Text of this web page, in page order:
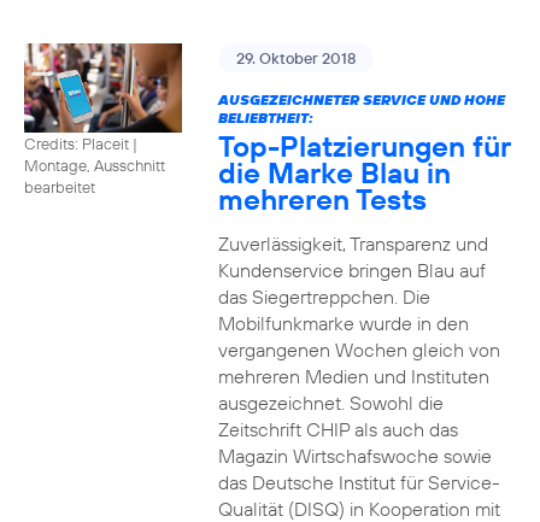
Credits: Placeit |
Montage, Ausschnitt
bearbeitet
29. Oktober 2018
AUSGEZEICHNETER SERVICE UND HOHE
BELIEBTHEIT:
Top-Platzierungen für
die Marke Blau in
mehreren Tests
Zuverlässigkeit, Transparenz und
Kundenservice bringen Blau auf
das Siegertreppchen. Die
Mobilfunkmarke wurde in den
vergangenen Wochen gleich von
mehreren Medien und Instituten
ausgezeichnet. Sowohl die
Zeitschrift CHIP als auch das
Magazin Wirtschafswoche sowie
das Deutsche Institut für Service-
Qualität (DISQ) in Kooperation mit